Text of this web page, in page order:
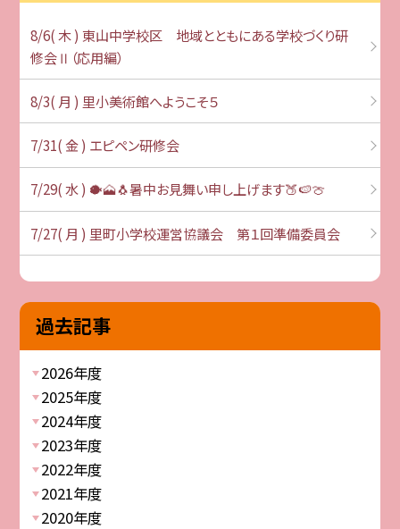
8/6( 木 ) 東山中学校区 地域とともにある学校づくり研
修会Ⅱ（応用編）
8/3( 月 ) 里小美術館へようこそ５
7/31( 金 ) エピペン研修会
7/29( 水 ) 🐡🗻🐧暑中お見舞い申し上げます🍑🍉🍈
7/27( 月 ) 里町小学校運営協議会 第１回準備委員会
過去記事
2026年度
2025年度
2024年度
2023年度
2022年度
2021年度
2020年度